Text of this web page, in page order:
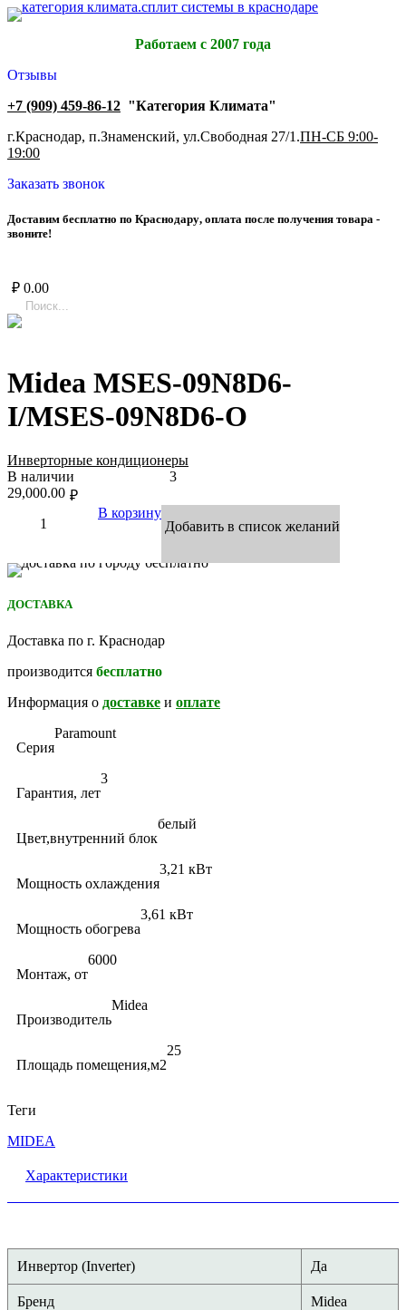
Работаем с 2007 года
Отзывы
+7 (909) 459-86-12 "Категория Климата"
г.Краснодар, п.Знаменский, ул.Свободная 27/1.ПН-СБ 9:00-
19:00
Заказать звонок
Доставим бесплатно по Краснодару, оплата после получения товара -
звоните!
₽ 0.00
Midea MSES-09N8D6-
I/MSES-09N8D6-O
Инверторные кондиционеры
В наличии
3
₽
29,000.00
В корзину
Добавить в список желаний
ДОСТАВКА
Доставка по г. Краснодар
производится бесплатно
Информация о доставке и оплате
Серия
Paramount
Гарантия, лет
3
Цвет,внутренний блок
белый
Мощность охлаждения
3,21 кВт
Мощность обогрева
3,61 кВт
Монтаж, от
6000
Производитель
Midea
Площадь помещения,м2
25
Теги
MIDEA
Характеристики
Инвертор (Inverter) Да
Бренд Midea